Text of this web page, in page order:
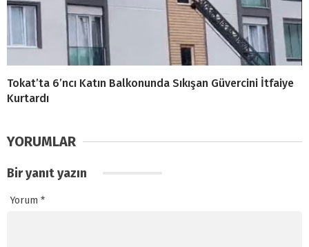
Tokat’ta 6’ncı Katın Balkonunda Sıkışan Güvercini İtfaiye
Kurtardı
YORUMLAR
Bir yanıt yazın
Yorum *